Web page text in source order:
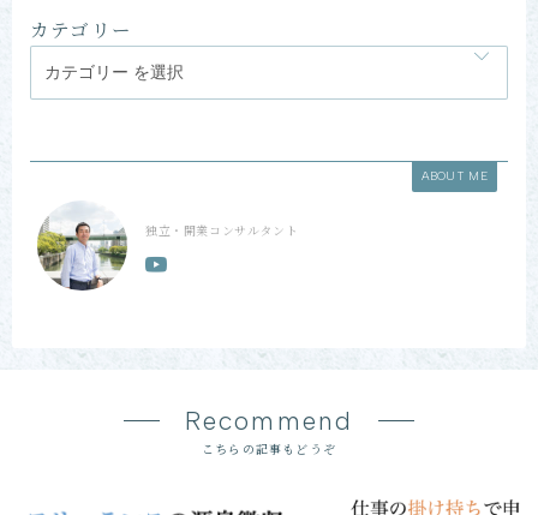
カテゴリー
ABOUT ME
独立・開業コンサルタント
Recommend
こちらの記事もどうぞ